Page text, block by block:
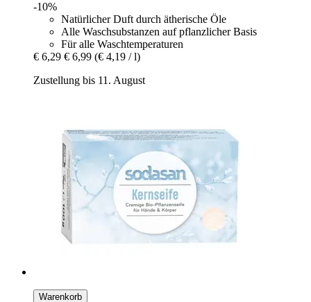
-10%
Natürlicher Duft durch ätherische Öle
Alle Waschsubstanzen auf pflanzlicher Basis
Für alle Waschtemperaturen
€ 6,29 € 6,99 (€ 4,19 / l)
Zustellung bis 11. August
Warenkorb